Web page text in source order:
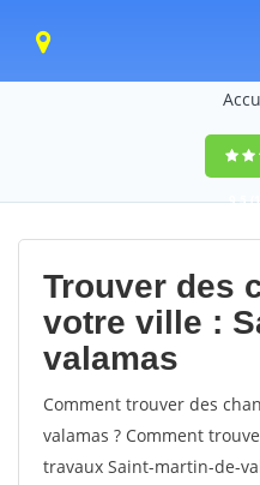
9,5
Trouver des
votre ville :
valamas
Comment trouver des
valamas ? Comment
travaux Saint-martin-de-